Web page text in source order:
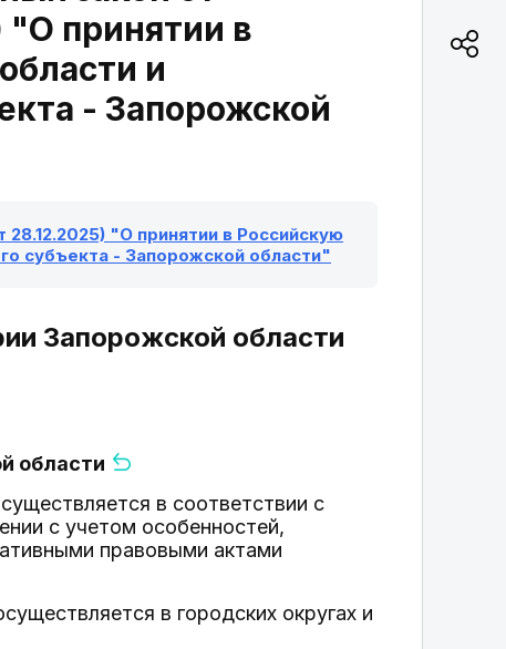
"О принятии в
и
- Запорожской
"О принятии в Российскую
субъекта - Запорожской области"
Запорожской области
области
в соответствии с
с учетом особенностей,
правовыми актами
в городских округах и